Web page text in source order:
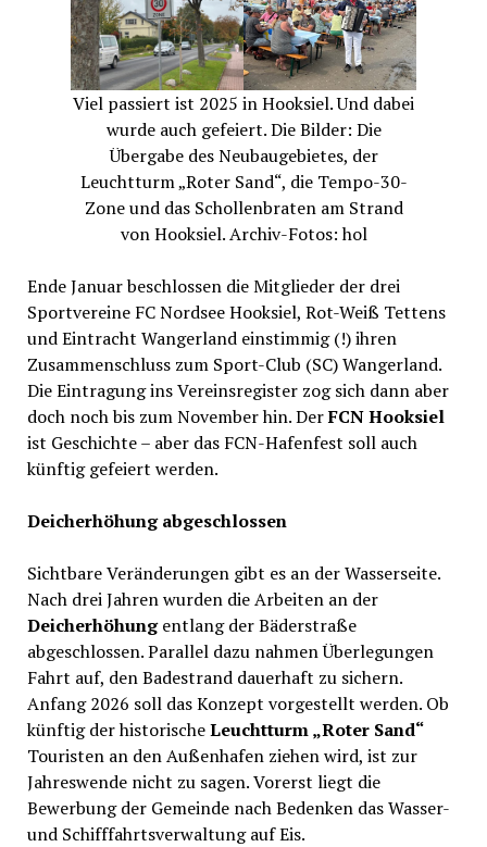
Viel passiert ist 2025 in Hooksiel. Und dabei
wurde auch gefeiert. Die Bilder: Die
Übergabe des Neubaugebietes, der
Leuchtturm „Roter Sand“, die Tempo-30-
Zone und das Schollenbraten am Strand
von Hooksiel. Archiv-Fotos: hol
Ende Januar beschlossen die Mitglieder der drei
Sportvereine FC Nordsee Hooksiel, Rot-Weiß Tettens
und Eintracht Wangerland einstimmig (!) ihren
Zusammenschluss zum Sport-Club (SC) Wangerland.
Die Eintragung ins Vereinsregister zog sich dann aber
doch noch bis zum November hin. DerFCN Hooksiel
ist Geschichte – aber das FCN-Hafenfest soll auch
künftig gefeiert werden.
Deicherhöhung abgeschlossen
Sichtbare Veränderungen gibt es an der Wasserseite.
Nach drei Jahren wurden die Arbeiten an der
Deicherhöhungentlang der Bäderstraße
abgeschlossen. Parallel dazu nahmen Überlegungen
Fahrt auf, den Badestrand dauerhaft zu sichern.
Anfang 2026 soll das Konzept vorgestellt werden. Ob
künftig der historischeLeuchtturm „Roter Sand“
Touristen an den Außenhafen ziehen wird, ist zur
Jahreswende nicht zu sagen. Vorerst liegt die
Bewerbung der Gemeinde nach Bedenken das Wasser-
und Schifffahrtsverwaltung auf Eis.